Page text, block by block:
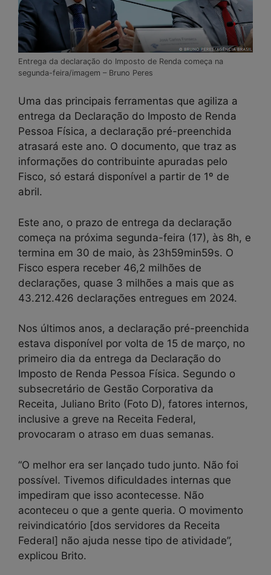
Entrega da declaração do Imposto de Renda começa na
segunda-feira/imagem – Bruno Peres
Uma das principais ferramentas que agiliza a
entrega da Declaração do Imposto de Renda
Pessoa Física, a declaração pré-preenchida
atrasará este ano. O documento, que traz as
informações do contribuinte apuradas pelo
Fisco, só estará disponível a partir de 1º de
abril.
Este ano, o prazo de entrega da declaração
começa na próxima segunda-feira (17), às 8h, e
termina em 30 de maio, às 23h59min59s. O
Fisco espera receber 46,2 milhões de
declarações, quase 3 milhões a mais que as
43.212.426 declarações entregues em 2024.
Nos últimos anos, a declaração pré-preenchida
estava disponível por volta de 15 de março, no
primeiro dia da entrega da Declaração do
Imposto de Renda Pessoa Física. Segundo o
subsecretário de Gestão Corporativa da
Receita, Juliano Brito (Foto D), fatores internos,
inclusive a greve na Receita Federal,
provocaram o atraso em duas semanas.
“O melhor era ser lançado tudo junto. Não foi
possível. Tivemos dificuldades internas que
impediram que isso acontecesse. Não
aconteceu o que a gente queria. O movimento
reivindicatório [dos servidores da Receita
Federal] não ajuda nesse tipo de atividade”,
explicou Brito.